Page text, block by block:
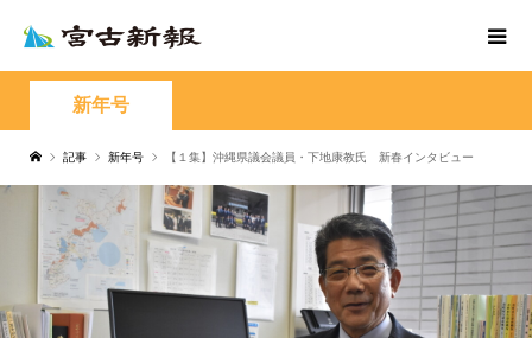
新年号
記事 新年号 【１集】沖縄県議会議員・下地康教氏 新春インタビュー